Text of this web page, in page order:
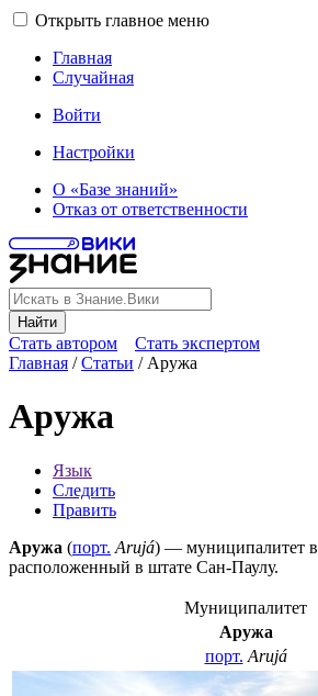
Открыть главное меню
Главная
Случайная
Войти
Настройки
О «Базе знаний»
Отказ от ответственности
Найти
Стать автором
Стать экспертом
Главная /Статьи / Аружа
Аружа
Язык
Следить
Править
Аружа (порт. Arujá) — муниципалитет в
расположенный в штате Сан-Паулу.
Муниципалитет
Аружа
порт. Arujá